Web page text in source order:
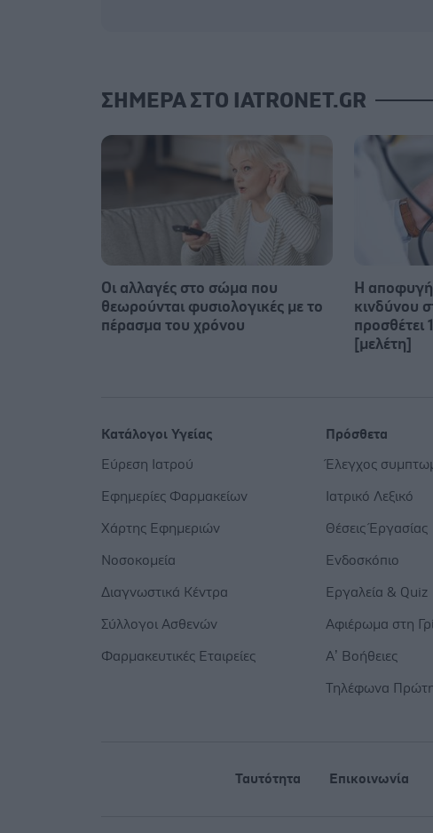
ΣΗΜΕΡΑ ΣΤΟ IATRONET.GR
Οι αλλαγές στο σώμα που
θεωρούνται φυσιολογικές με το
πέρασμα του χρόνου
Η
κινδύνου
προσθέτει
[μελέτη]
Κατάλογοι Υγείας
Εύρεση Ιατρού
Εφημερίες Φαρμακείων
Χάρτης Εφημεριών
Νοσοκομεία
Διαγνωστικά Κέντρα
Σύλλογοι Ασθενών
Φαρμακευτικές Εταιρείες
Πρόσθετα
Έλεγχος
Ιατρικό Λεξικό
Θέσεις Έργασίας
Ενδοσκόπιο
Εργαλεία & Quiz
Αφιέρωμα στη
Α’ Βοήθειες
Τηλέφωνα
Ταυτότητα Επικοινωνία